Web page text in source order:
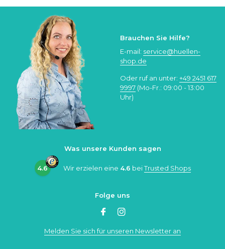
Brauchen Sie Hilfe?
E-mail: service@huellen-
shop.de
Oder ruf an unter: +49 2451 617
9997 (Mo-Fr.: 09:00 - 13:00
Uhr)
Was unsere Kunden sagen
4.6 Wir erzielen eine 4.6 beiTrusted Shops
Folge uns
Melden Sie sich für unseren Newsletter an